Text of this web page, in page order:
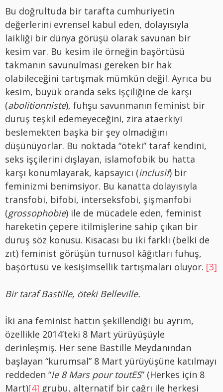
Bu doğrultuda bir tarafta cumhuriyetin
değerlerini evrensel kabul eden, dolayısıyla
laikliği bir dünya görüşü olarak savunan bir
kesim var. Bu kesim ile örneğin başörtüsü
takmanın savunulması gereken bir hak
olabileceğini tartışmak mümkün değil. Ayrıca bu
kesim, büyük oranda seks işçiliğine de karşı
(abolitionniste), fuhşu savunmanın feminist bir
duruş teşkil edemeyeceğini, zira ataerkiyi
beslemekten başka bir şey olmadığını
düşünüyorlar. Bu noktada “öteki” taraf kendini,
seks işçilerini dışlayan, islamofobik bu hatta
karşı konumlayarak, kapsayıcı (inclusif) bir
feminizmi benimsiyor. Bu kanatta dolayısıyla
transfobi, bifobi, interseksfobi, şişmanfobi
(grossophobie) ile de mücadele eden, feminist
hareketin çepere itilmişlerine sahip çıkan bir
duruş söz konusu. Kısacası bu iki farklı (belki de
zıt) feminist görüşün turnusol kâğıtları fuhuş,
başörtüsü ve kesişimsellik tartışmaları oluyor. [3]
Bir taraf Bastille, öteki Belleville.
İki ana feminist hattın şekillendiği bu ayrım,
özellikle 2014’teki 8 Mart yürüyüşüyle
derinleşmiş. Her sene Bastille Meydanından
başlayan “kurumsal” 8 Mart yürüyüşüne katılmayı
reddeden “le 8 Mars pour toutES” (Herkes için 8
Mart)[4] grubu, alternatif bir çağrı ile herkesi